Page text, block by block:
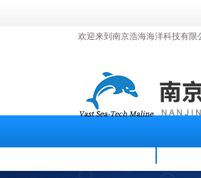
欢迎来到南京浩海海洋科技有限